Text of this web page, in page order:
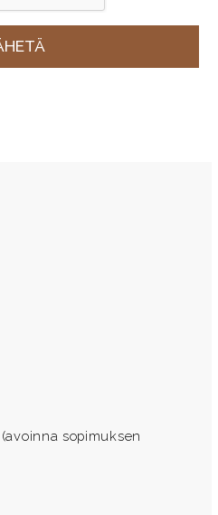
(avoinna sopimuksen